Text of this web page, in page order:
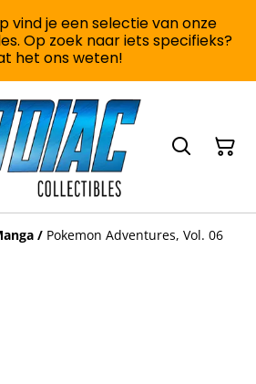
vind je een selectie van onze
Op zoek naar iets specifieks?
het ons weten!
/ Pokemon Adventures, Vol. 06